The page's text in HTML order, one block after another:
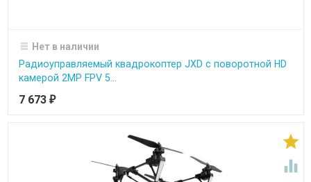
Нет в наличии
Радиоуправляемый квадрокоптер JXD с поворотной HD
камерой 2MP FPV 5...
7 673 ₽

